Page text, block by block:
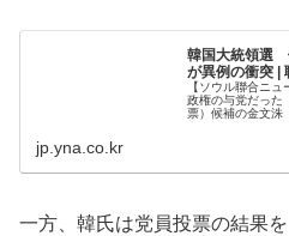
韓国大統領選
が異例の衝突 |
【ソウル聯合ニ
政権の与党だった
票）候補の金文洙
jp.yna.co.kr
一方、韓氏は党員投票の結果